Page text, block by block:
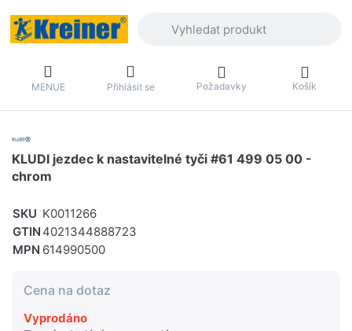
MENUE Přihlásit se Požadavky Košík
KLUDI jezdec k nastavitelné tyči #61 499 05 00 -
chrom
SKU K0011266
GTIN 4021344888723
MPN 614990500
Cena na dotaz
Vyprodáno